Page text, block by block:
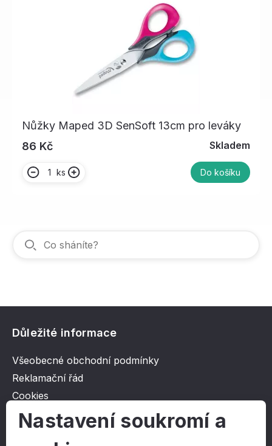
Nůžky Maped 3D SenSoft 13cm pro leváky
86 Kč
Skladem
ks Do košíku
Důležité informace
Všeobecné obchodní podmínky
Reklamační řád
Cookies
Ochrana osobních údajů
Nastavení soukromí a